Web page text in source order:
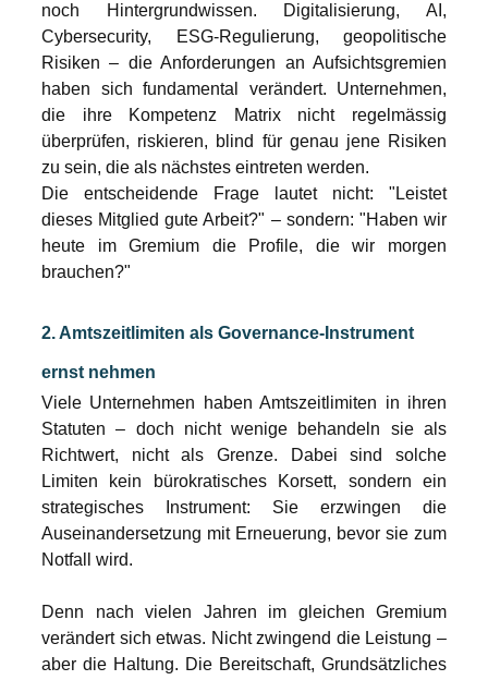
noch Hintergrundwissen. Digitalisierung, AI,
Cybersecurity, ESG-Regulierung, geopolitische
Risiken – die Anforderungen an Aufsichtsgremien
haben sich fundamental verändert. Unternehmen,
die ihre Kompetenz Matrix nicht regelmässig
überprüfen, riskieren, blind für genau jene Risiken
zu sein, die als nächstes eintreten werden.
Die entscheidende Frage lautet nicht: "Leistet
dieses Mitglied gute Arbeit?" – sondern: "Haben wir
heute im Gremium die Profile, die wir morgen
brauchen?"
2. Amtszeitlimiten als Governance-Instrument
ernst nehmen
Viele Unternehmen haben Amtszeitlimiten in ihren
Statuten – doch nicht wenige behandeln sie als
Richtwert, nicht als Grenze. Dabei sind solche
Limiten kein bürokratisches Korsett, sondern ein
strategisches Instrument: Sie erzwingen die
Auseinandersetzung mit Erneuerung, bevor sie zum
Notfall wird.
Denn nach vielen Jahren im gleichen Gremium
verändert sich etwas. Nicht zwingend die Leistung –
aber die Haltung. Die Bereitschaft, Grundsätzliches